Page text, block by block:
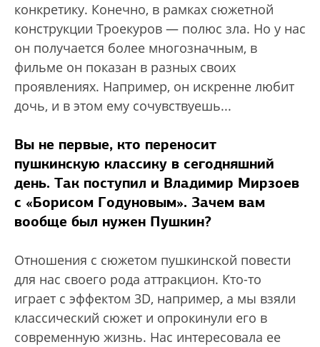
конкретику. Конечно, в рамках сюжетной
конструкции Троекуров — полюс зла. Но у нас
он получается более многозначным, в
фильме он показан в разных своих
проявлениях. Например, он искренне любит
дочь, и в этом ему сочувствуешь...
Вы не первые, кто переносит
пушкинскую классику в сегодняшний
день. Так поступил и Владимир Мирзоев
с «Борисом Годуновым». Зачем вам
вообще был нужен Пушкин?
Отношения с сюжетом пушкинской повести
для нас своего рода аттракцион. Кто-то
играет с эффектом 3D, например, а мы взяли
классический сюжет и опрокинули его в
современную жизнь. Нас интересовала ее